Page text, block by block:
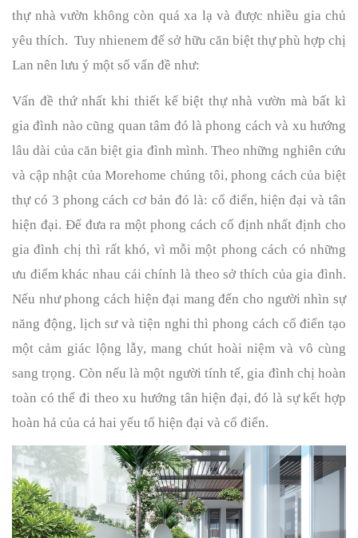
thự nhà vườn không còn quá xa lạ và được nhiều gia chủ
yêu thích.  Tuy nhienem để sở hữu căn biệt thự phù hợp chị
Lan nên lưu ý một số vấn đề như:
Vấn đề thứ nhất khi thiết kế biệt thự nhà vườn mà bất kì
gia đình nào cũng quan tâm đó là phong cách và xu hướng
lâu dài của căn biệt gia đình mình. Theo những nghiên cứu
và cập nhật của Morehome chúng tôi, phong cách của biệt
thự có 3 phong cách cơ bản đó là: cổ điển, hiện đại và tân
hiện đại. Để đưa ra một phong cách cố định nhất định cho
gia đình chị thì rất khó, vì mỗi một phong cách có những
ưu điểm khác nhau cái chính là theo sở thích của gia đình.
Nếu như phong cách hiện đại mang đến cho người nhìn sự
năng động, lịch sư và tiện nghi thì phong cách cổ điển tạo
một cảm giác lộng lẫy, mang chút hoài niệm và vô cùng
sang trọng. Còn nếu là một người tính tế, gia đình chị hoàn
toàn có thể đi theo xu hướng tân hiện đại, đó là sự kết hợp
hoàn hả của cả hai yếu tố hiện đại và cổ điển.